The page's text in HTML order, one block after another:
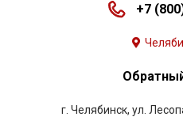
+7
г. Челябинск, ул.